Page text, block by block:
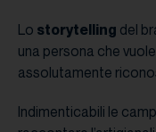
Lo storytelling del
una persona che
assolutamente
Indimenticabili le